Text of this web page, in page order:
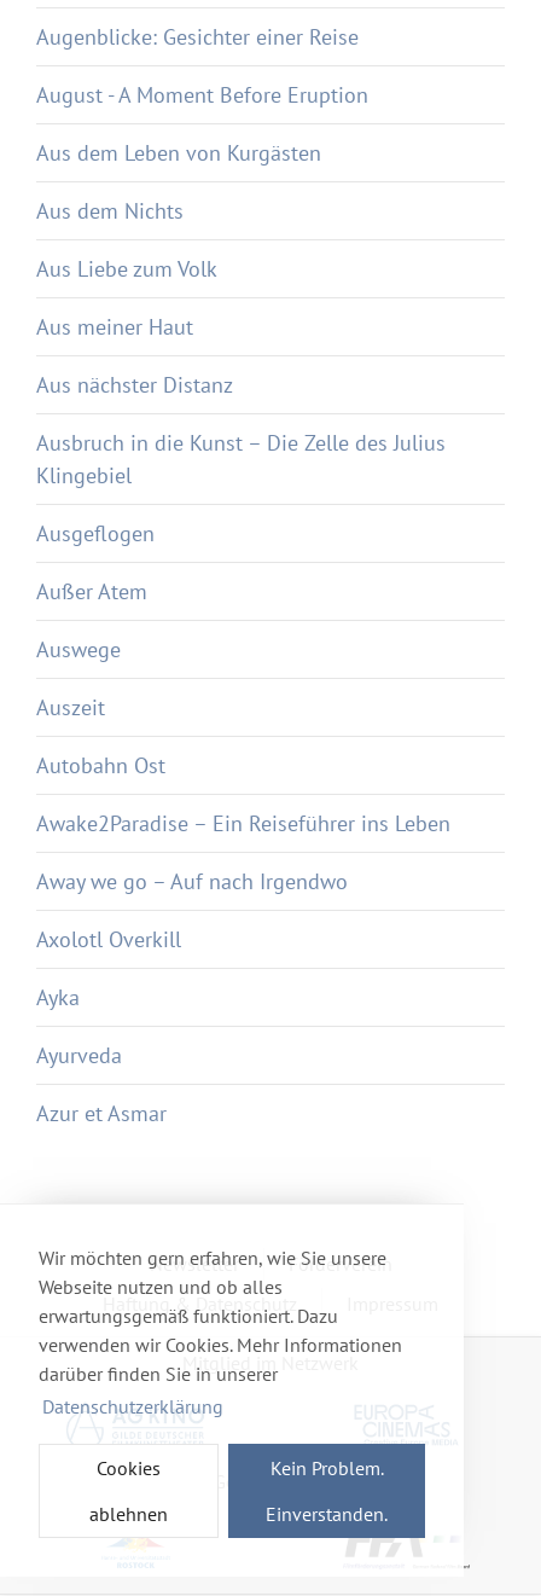
Wir möchten gern erfahren, wie Sie unsere
Webseite nutzen und ob alles
erwartungsgemäß funktioniert. Dazu
verwenden wir Cookies. Mehr Informationen
darüber finden Sie in unserer
Datenschutzerklärung
Cookies
ablehnen
Kein Problem.
Einverstanden.
Augenblicke: Gesichter einer Reise
August - A Moment Before Eruption
Aus dem Leben von Kurgästen
Aus dem Nichts
Aus Liebe zum Volk
Aus meiner Haut
Aus nächster Distanz
Ausbruch in die Kunst – Die Zelle des Julius
Klingebiel
Ausgeflogen
Außer Atem
Auswege
Auszeit
Autobahn Ost
Awake2Paradise – Ein Reiseführer ins Leben
Away we go – Auf nach Irgendwo
Axolotl Overkill
Ayka
Ayurveda
Azur et Asmar
Newsletter
Förderverein
Haftung & Datenschutz
Mitglied im Netzwerk
Gefördert von